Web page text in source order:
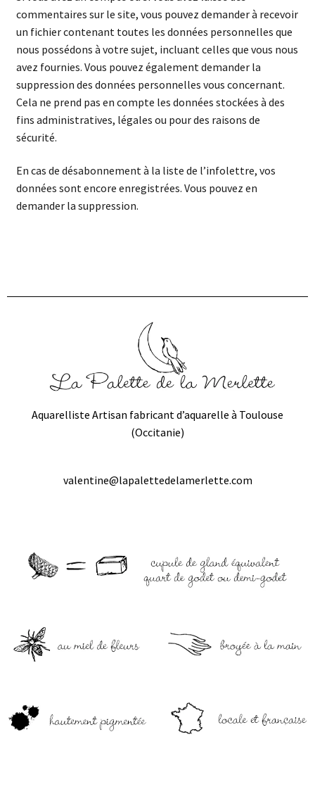
commentaires sur le site, vous pouvez demander à recevoir
un fichier contenant toutes les données personnelles que
nous possédons à votre sujet, incluant celles que vous nous
avez fournies. Vous pouvez également demander la
suppression des données personnelles vous concernant.
Cela ne prend pas en compte les données stockées à des
fins administratives, légales ou pour des raisons de
sécurité.
En cas de désabonnement à la liste de l’infolettre, vos
données sont encore enregistrées. Vous pouvez en
demander la suppression.
Aquarelliste Artisan fabricant d’aquarelle à Toulouse
(Occitanie)
valentine@lapalettedelamerlette.com